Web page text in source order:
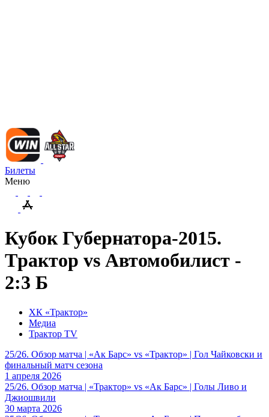
Билеты
Меню
Кубок Губернатора-2015.
Tрактор vs Автомобилист -
2:3 Б
ХК «Трактор»
Медиа
Трактор TV
25/26. Обзор матча | «Ак Барс» vs «Трактор» | Гол Чайковски и
финальный матч сезона
1 апреля 2026
25/26. Обзор матча | «Трактор» vs «Ак Барс» | Голы Ливо и
Джиошвили
30 марта 2026